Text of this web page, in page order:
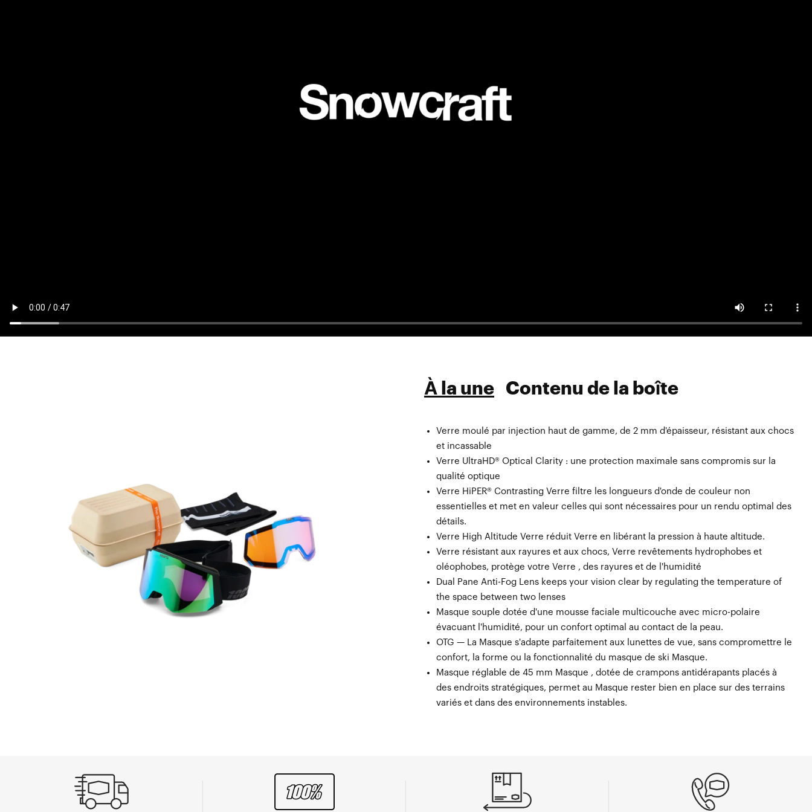
À la une Contenu de la boîte
Verre moulé par injection haut de gamme, de 2 mm d'épaisseur, résistant aux chocs
et incassable
Verre UltraHD® Optical Clarity : une protection maximale sans compromis sur la
qualité optique
Verre HiPER® Contrasting Verre filtre les longueurs d'onde de couleur non
essentielles et met en valeur celles qui sont nécessaires pour un rendu optimal des
détails.
Verre High Altitude Verre réduit Verre en libérant la pression à haute altitude.
Verre résistant aux rayures et aux chocs, Verre revêtements hydrophobes et
oléophobes, protège votre Verre , des rayures et de l'humidité
Dual Pane Anti-Fog Lens keeps your vision clear by regulating the temperature of
the space between two lenses
Masque souple dotée d'une mousse faciale multicouche avec micro-polaire
évacuant l'humidité, pour un confort optimal au contact de la peau.
OTG — La Masque s'adapte parfaitement aux lunettes de vue, sans compromettre le
confort, la forme ou la fonctionnalité du masque de ski Masque.
Masque réglable de 45 mm Masque , dotée de crampons antidérapants placés à
des endroits stratégiques, permet au Masque rester bien en place sur des terrains
variés et dans des environnements instables.
Verre de rechange Verre — compatible avec le Masque Snowcraft Masque 100%
Masque microfibre avec poche compartimentée pour Verre , Verre et la protection
Verre